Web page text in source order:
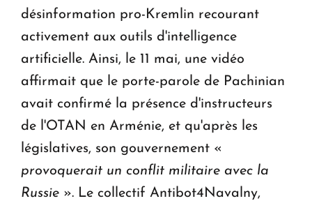
désinformation pro-Kremlin recourant
activement aux outils d'intelligence
artificielle. Ainsi, le 11 mai, une vidéo
affirmait que le porte-parole de Pachinian
avait confirmé la présence d'instructeurs
de l'OTAN en Arménie, et qu'après les
législatives, son gouvernement «
provoquerait un conflit militaire avec la
Russie ». Le collectif Antibot4Navalny,